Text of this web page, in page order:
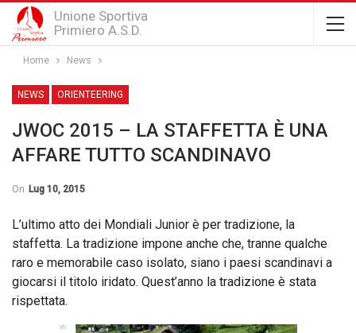
Unione Sportiva
Primiero A.S.D.
Home News
NEWS ORIENTEERING
JWOC 2015 – LA STAFFETTA È UNA
AFFARE TUTTO SCANDINAVO
On Lug 10, 2015
L’ultimo atto dei Mondiali Junior è per tradizione, la
staffetta. La tradizione impone anche che, tranne qualche
raro e memorabile caso isolato, siano i paesi scandinavi a
giocarsi il titolo iridato. Quest’anno la tradizione è stata
rispettata.